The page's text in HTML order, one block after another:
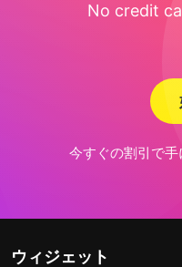
No credit
今すぐの割引で手
ウィジェット